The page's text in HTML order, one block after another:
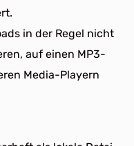
in der Regel nicht
auf einen MP3-
Media-Playern